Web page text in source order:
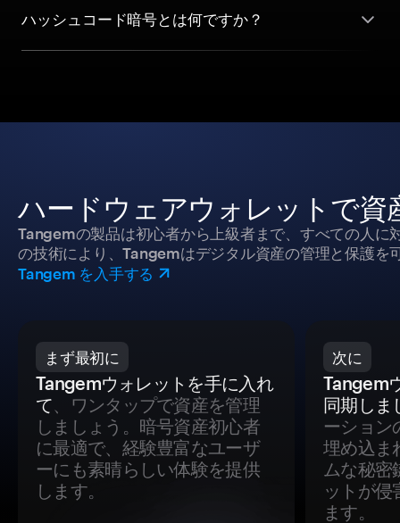
ハッシュコード暗号とは何ですか？
ハードウェアウォレットで資
Tangemの製品は初心者から上級者まで、すべての人に
の技術により、Tangemはデジタル資産の管理と保護を
Tangem を入手する
まず最初に
Tangemウォレットを手に入れ
て、ワンタップで資産を管理
しましょう。暗号資産初心者
に最適で、経験豊富なユーザ
ーにも素晴らしい体験を提供
します。
次に
Tangem
同期しま
ーション
埋め込ま
ムな秘密
ットが侵
ます。